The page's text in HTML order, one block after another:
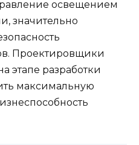
освещением
значительно
Проектировщики
этапе разработки
максимальную